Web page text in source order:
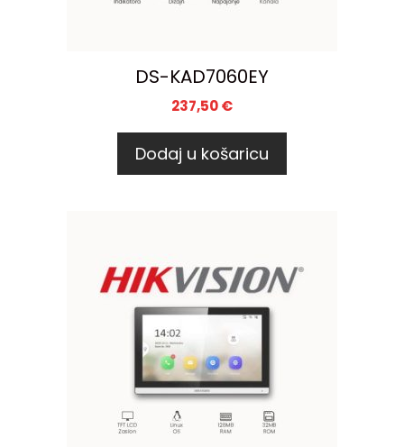
DS-KAD7060EY
237,50€
Dodaj u košaricu